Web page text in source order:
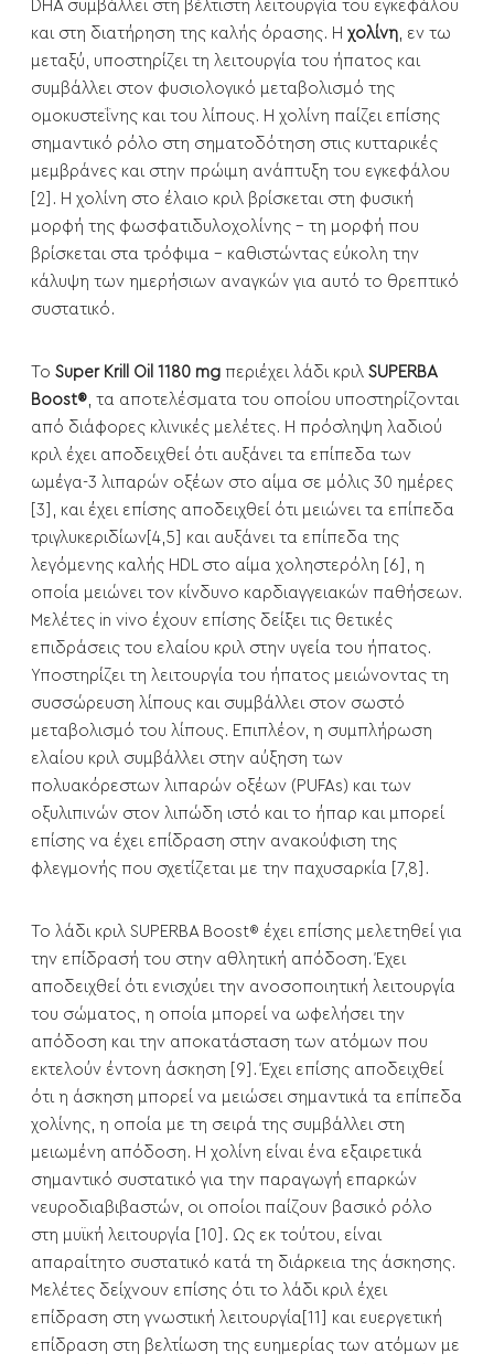
DHA συμβάλλει στη βέλτιστη λειτουργία του εγκεφάλου
και στη διατήρηση της καλής όρασης. Η χολίνη, εν τω
μεταξύ, υποστηρίζει τη λειτουργία του ήπατος και
συμβάλλει στον φυσιολογικό μεταβολισμό της
ομοκυστεΐνης και του λίπους. Η χολίνη παίζει επίσης
σημαντικό ρόλο στη σηματοδότηση στις κυτταρικές
μεμβράνες και στην πρώιμη ανάπτυξη του εγκεφάλου
[2]. Η χολίνη στο έλαιο κριλ βρίσκεται στη φυσική
μορφή της φωσφατιδυλοχολίνης - τη μορφή που
βρίσκεται στα τρόφιμα - καθιστώντας εύκολη την
κάλυψη των ημερήσιων αναγκών για αυτό το θρεπτικό
συστατικό.
Το Super Krill Oil 1180 mg περιέχει λάδι κριλ SUPERBA
Boost®, τα αποτελέσματα του οποίου υποστηρίζονται
από διάφορες κλινικές μελέτες. Η πρόσληψη λαδιού
κριλ έχει αποδειχθεί ότι αυξάνει τα επίπεδα των
ωμέγα-3 λιπαρών οξέων στο αίμα σε μόλις 30 ημέρες
[3], και έχει επίσης αποδειχθεί ότι μειώνει τα επίπεδα
τριγλυκεριδίων[4,5] και αυξάνει τα επίπεδα της
λεγόμενης καλής HDL στο αίμα χοληστερόλη [6], η
οποία μειώνει τον κίνδυνο καρδιαγγειακών παθήσεων.
Μελέτες in vivo έχουν επίσης δείξει τις θετικές
επιδράσεις του ελαίου κριλ στην υγεία του ήπατος.
Υποστηρίζει τη λειτουργία του ήπατος μειώνοντας τη
συσσώρευση λίπους και συμβάλλει στον σωστό
μεταβολισμό του λίπους. Επιπλέον, η συμπλήρωση
ελαίου κριλ συμβάλλει στην αύξηση των
πολυακόρεστων λιπαρών οξέων (PUFAs) και των
οξυλιπινών στον λιπώδη ιστό και το ήπαρ και μπορεί
επίσης να έχει επίδραση στην ανακούφιση της
φλεγμονής που σχετίζεται με την παχυσαρκία [7,8].
Το λάδι κριλ SUPERBA Boost® έχει επίσης μελετηθεί για
την επίδρασή του στην αθλητική απόδοση. Έχει
αποδειχθεί ότι ενισχύει την ανοσοποιητική λειτουργία
του σώματος, η οποία μπορεί να ωφελήσει την
απόδοση και την αποκατάσταση των ατόμων που
εκτελούν έντονη άσκηση [9]. Έχει επίσης αποδειχθεί
ότι η άσκηση μπορεί να μειώσει σημαντικά τα επίπεδα
χολίνης, η οποία με τη σειρά της συμβάλλει στη
μειωμένη απόδοση. Η χολίνη είναι ένα εξαιρετικά
σημαντικό συστατικό για την παραγωγή επαρκών
νευροδιαβιβαστών, οι οποίοι παίζουν βασικό ρόλο
στη μυϊκή λειτουργία [10]. Ως εκ τούτου, είναι
απαραίτητο συστατικό κατά τη διάρκεια της άσκησης.
Μελέτες δείχνουν επίσης ότι το λάδι κριλ έχει
επίδραση στη γνωστική λειτουργία[11] και ευεργετική
επίδραση στη βελτίωση της ευημερίας των ατόμων με